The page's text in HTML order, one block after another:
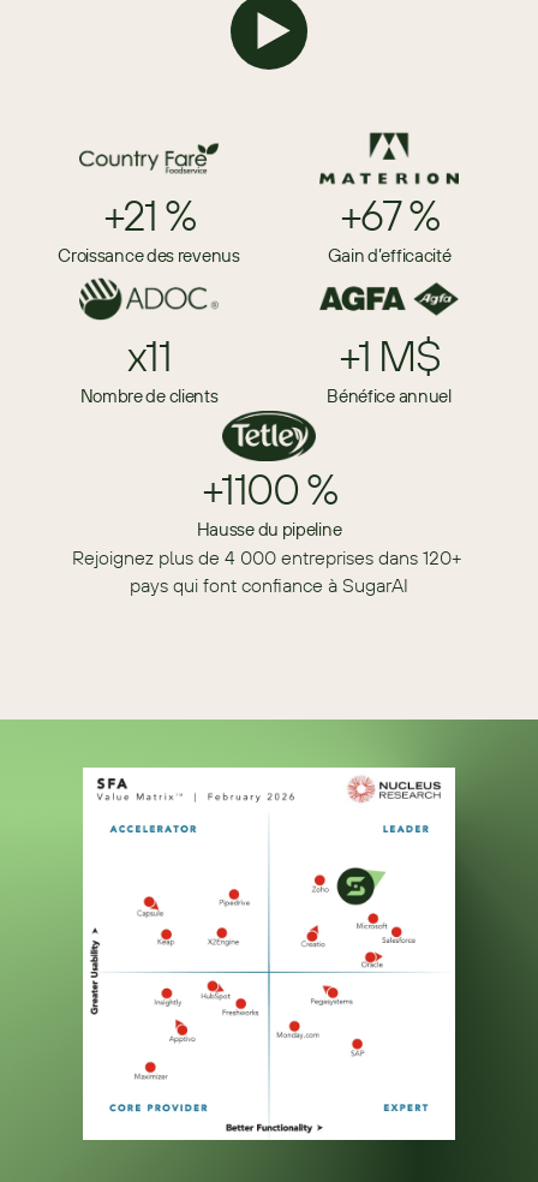
+21 %
Croissance des revenus
+67 %
Gain d’efficacité
x11
Nombre de clients
+1 M$
Bénéfice annuel
+1100 %
Hausse du pipeline
Rejoignez plus de 4 000 entreprises dans 120+
pays qui font confiance à SugarAI